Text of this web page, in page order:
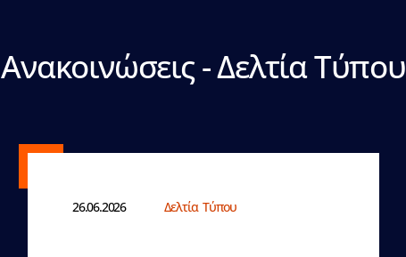
Ανακοινώσεις - Δελτία Τύπου
26.06.2026 Δελτία Τύπου